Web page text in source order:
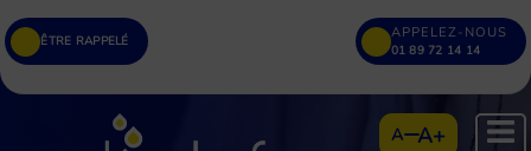
ÊTRE RAPPELÉ APPELEZ-NOUS
01 89 72 14 14
A A+